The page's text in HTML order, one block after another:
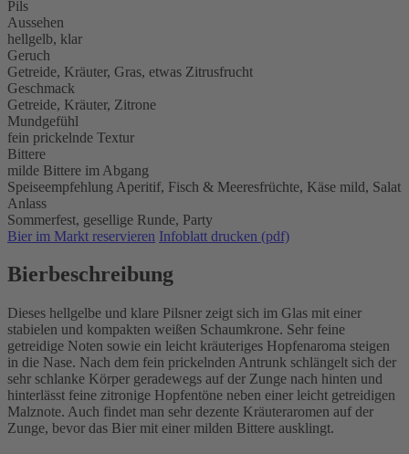
Pils
Aussehen
hellgelb, klar
Geruch
Getreide, Kräuter, Gras, etwas Zitrusfrucht
Geschmack
Getreide, Kräuter, Zitrone
Mundgefühl
fein prickelnde Textur
Bittere
milde Bittere im Abgang
Speiseempfehlung Aperitif, Fisch & Meeresfrüchte, Käse mild, Salat
Anlass
Sommerfest, gesellige Runde, Party
Bier im Markt reservieren Infoblatt drucken (pdf)
Bierbeschreibung
Dieses hellgelbe und klare Pilsner zeigt sich im Glas mit einer
stabielen und kompakten weißen Schaumkrone. Sehr feine
getreidige Noten sowie ein leicht kräuteriges Hopfenaroma steigen
in die Nase. Nach dem fein prickelnden Antrunk schlängelt sich der
sehr schlanke Körper geradewegs auf der Zunge nach hinten und
hinterlässt feine zitronige Hopfentöne neben einer leicht getreidigen
Malznote. Auch findet man sehr dezente Kräuteraromen auf der
Zunge, bevor das Bier mit einer milden Bittere ausklingt.